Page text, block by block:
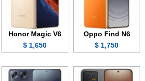
Oppo Find N6
1,750 $
Honor Magic V6
1,650 $